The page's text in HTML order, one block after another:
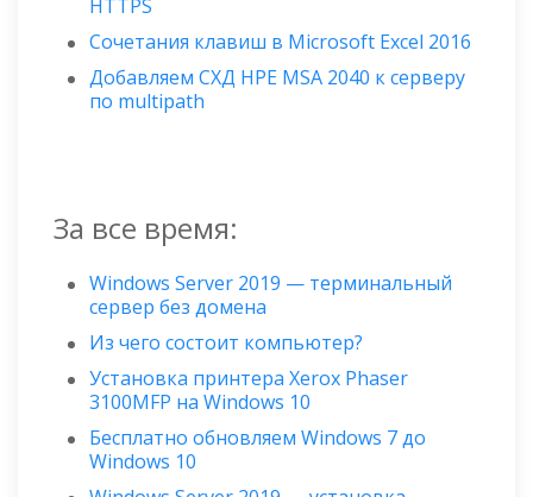
HTTPS
Сочетания клавиш в Microsoft Excel 2016
Добавляем СХД HPE MSA 2040 к серверу
по multipath
За все время:
Windows Server 2019 — терминальный
сервер без домена
Из чего состоит компьютер?
Установка принтера Xerox Phaser
3100MFP на Windows 10
Бесплатно обновляем Windows 7 до
Windows 10